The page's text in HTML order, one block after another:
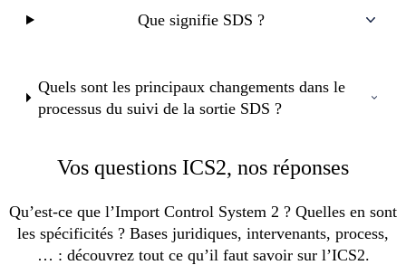
Que signifie SDS ?
Quels sont les principaux changements dans le
processus du suivi de la sortie SDS ?
Vos questions ICS2, nos réponses
Qu’est-ce que l’Import Control System 2 ? Quelles en sont
les spécificités ? Bases juridiques, intervenants, process,
… : découvrez tout ce qu’il faut savoir sur l’ICS2.